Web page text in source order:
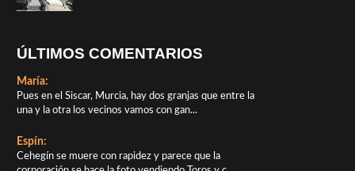
ÚLTIMOS COMENTARIOS
María:
Pues en el Siscar, Murcia, hay dos granjas que entre la
una y la otra los vecinos vamos con gan...
Espín:
Cehegín se muere con rapidez y parece que la